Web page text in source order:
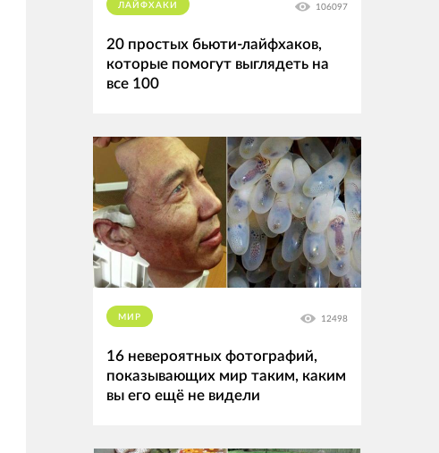
ЛАЙФХАКИ 106097
20 простых бьюти-лайфхаков,
которые помогут выглядеть на
все 100
МИР 12498
16 невероятных фотографий,
показывающих мир таким, каким
вы его ещё не видели